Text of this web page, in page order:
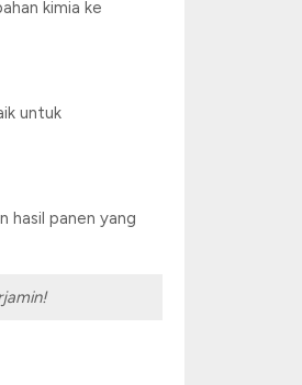
kimia ke
untuk
hasil panen yang